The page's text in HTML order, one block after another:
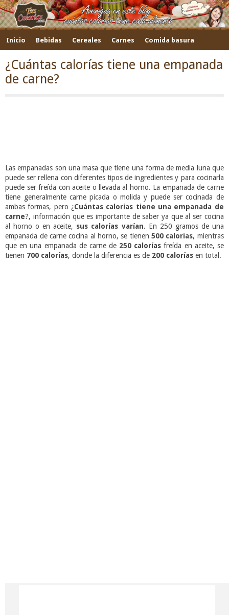
Inicio Bebidas Cereales Carnes Comida basura
Frutas Verduras y hortalizas Pescados Legumbres
Otros
¿Cuántas calorías tiene una empanada
de carne?
Las empanadas son una masa que tiene una forma de media luna que
puede ser rellena con diferentes tipos de ingredientes y para cocinarla
puede ser freída con aceite o llevada al horno. La empanada de carne
tiene generalmente carne picada o molida y puede ser cocinada de
ambas formas, pero ¿Cuántas calorías tiene una empanada de
carne?, información que es importante de saber ya que al ser cocina
al horno o en aceite, sus calorías varían. En 250 gramos de una
empanada de carne cocina al horno, se tienen500 calorías, mientras
que en una empanada de carne de 250 calorías freída en aceite, se
tienen 700 calorías, donde la diferencia es de 200 calorías en total.